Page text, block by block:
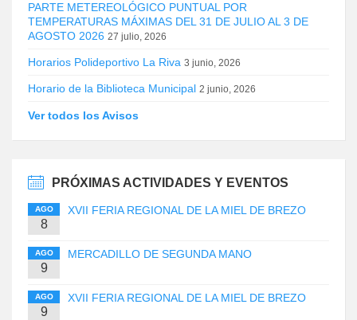
PARTE METEREOLÓGICO PUNTUAL POR
TEMPERATURAS MÁXIMAS DEL 31 DE JULIO AL 3 DE
AGOSTO 2026 27 julio, 2026
Horarios Polideportivo La Riva 3 junio, 2026
Horario de la Biblioteca Municipal 2 junio, 2026
Ver todos los Avisos
PRÓXIMAS ACTIVIDADES Y EVENTOS
AGO
8
XVII FERIA REGIONAL DE LA MIEL DE BREZO
AGO
9
MERCADILLO DE SEGUNDA MANO
AGO
9
XVII FERIA REGIONAL DE LA MIEL DE BREZO